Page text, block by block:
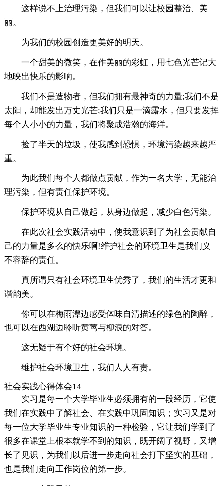
这样说不上治理污染，但我们可以让校园整治、美
丽。
为我们的校园创造更美好的明天。
一个甜美的微笑，在作美丽的彩虹，用七色光芒记大
地映出快乐的影响。
我们不是造物者，但我们拥有最神奇的力量;我们不是
太阳，却能发出万丈光芒;我们只是一滴露水，但只要发挥
每个人小小的力量，我们将聚成浩瀚的海洋。
捡了半天的垃圾，使我感到恐惧，环境污染越来越严
重。
为此我们每个人都做点贡献，作为一名大学，无能治
理污染，但有责任保护环境。
保护环境从自己做起，从身边做起，减少白色污染。
在此次社会实践活动中，使我意识到了为社会贡献自
己的力量是多么的快乐啊!维护社会的环境卫生是我们义
不容辞的责任。
真所谓只有社会环境卫生优秀了，我们的生活才更和
谐韵美。
你可以在梅雨潭边感受体味自清描述的绿色的陶醉，
也可以在西湖边聆听黄莺与柳浪的对答。
这无疑于有个好的社会环境。
维护社会环境卫生，我们人人有责。
社会实践心得体会14
实习是每一个大学毕业生必须拥有的一段经历，它使
我们在实践中了解社会、在实践中巩固知识；实习又是对
每一位大学毕业生专业知识的一种检验，它让我们学到了
很多在课堂上根本就学不到的知识，既开阔了视野，又增
长了见识，为我们以后进一步走向社会打下坚实的基础，
也是我们走向工作岗位的第一步。